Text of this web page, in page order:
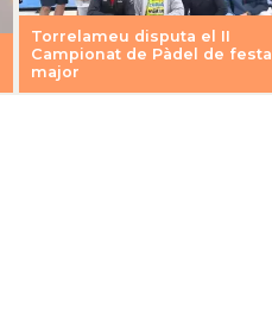
Torrelameu disputa el II
Campionat de Pàdel de festa
major